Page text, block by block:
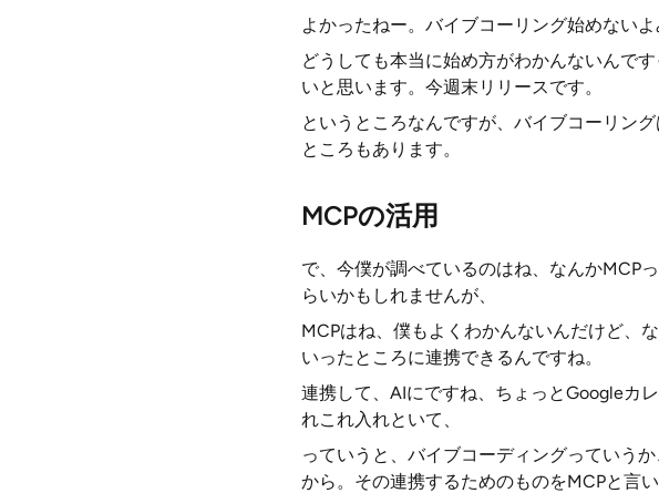
よかったねー。バイブコーリング始めない
どうしても本当に始め方がわかんないんで
いと思います。今週末リリースです。
というところなんですが、バイブコーリン
ところもあります。
MCPの活用
で、今僕が調べているのはね、なんかMCP
らいかもしれませんが、
MCPはね、僕もよくわかんないんだけど、
いったところに連携できるんですね。
連携して、AIにですね、ちょっとGoogleカ
れこれ入れといて、
っていうと、バイブコーディングっていう
から。その連携するためのものをMCPと言い